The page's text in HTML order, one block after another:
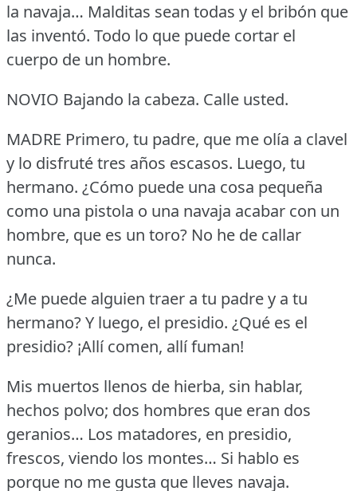
la navaja… Malditas sean todas y el bribón que
las inventó. Todo lo que puede cortar el
cuerpo de un hombre.
NOVIO Bajando la cabeza. Calle usted.
MADRE Primero, tu padre, que me olía a clavel
y lo disfruté tres años escasos. Luego, tu
hermano. ¿Cómo puede una cosa pequeña
como una pistola o una navaja acabar con un
hombre, que es un toro? No he de callar
nunca.
¿Me puede alguien traer a tu padre y a tu
hermano?Y luego, el presidio. ¿Qué es el
presidio? ¡Allí comen, allí fuman!
Mis muertos llenos de hierba, sin hablar,
hechos polvo; dos hombres que eran dos
geranios… Los matadores, en presidio,
frescos, viendo los montes… Si hablo es
porque no me gusta que lleves navaja.